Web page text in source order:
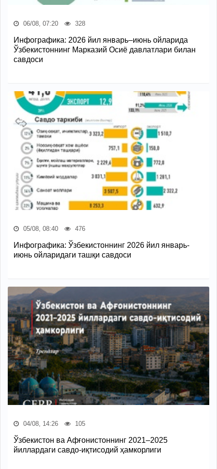
06/08, 07:20 328
Инфографика: 2026 йил январь–июнь ойларида
Ўзбекистоннинг Марказий Осиё давлатлари билан
савдоси
05/08, 08:40 476
Инфографика: Ўзбекистоннинг 2026 йил январь-
июнь ойларидаги ташқи савдоси
04/08, 14:26 105
Ўзбекистон ва Афғонистоннинг 2021–2025
йиллардаги савдо-иқтисодий ҳамкорлиги